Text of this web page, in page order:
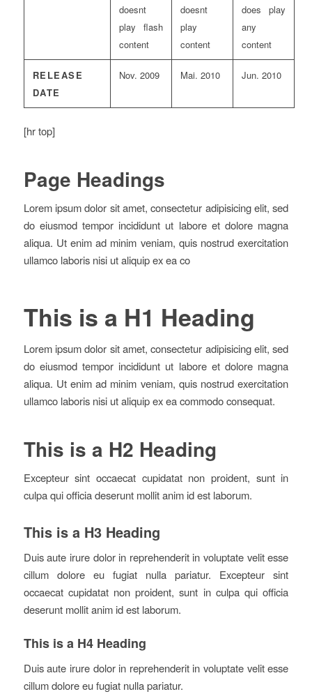
doesnt
play flash
content
doesnt
play
content
does play
any
content
RELEASE
DATE
Nov. 2009 Mai. 2010 Jun. 2010
[hr top]
Page Headings
Lorem ipsum dolor sit amet, consectetur adipisicing elit, sed
do eiusmod tempor incididunt ut labore et dolore magna
aliqua. Ut enim ad minim veniam, quis nostrud exercitation
ullamco laboris nisi ut aliquip ex ea co
This is a H1 Heading
Lorem ipsum dolor sit amet, consectetur adipisicing elit, sed
do eiusmod tempor incididunt ut labore et dolore magna
aliqua. Ut enim ad minim veniam, quis nostrud exercitation
ullamco laboris nisi ut aliquip ex ea commodo consequat.
This is a H2 Heading
Excepteur sint occaecat cupidatat non proident, sunt in
culpa qui officia deserunt mollit anim id est laborum.
This is a H3 Heading
Duis aute irure dolor in reprehenderit in voluptate velit esse
cillum dolore eu fugiat nulla pariatur. Excepteur sint
occaecat cupidatat non proident, sunt in culpa qui officia
deserunt mollit anim id est laborum.
This is a H4 Heading
Duis aute irure dolor in reprehenderit in voluptate velit esse
cillum dolore eu fugiat nulla pariatur.